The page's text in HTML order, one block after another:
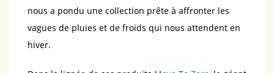
nous a pondu une collection prête à affronter les
vagues de pluies et de froids qui nous attendent en
hiver.